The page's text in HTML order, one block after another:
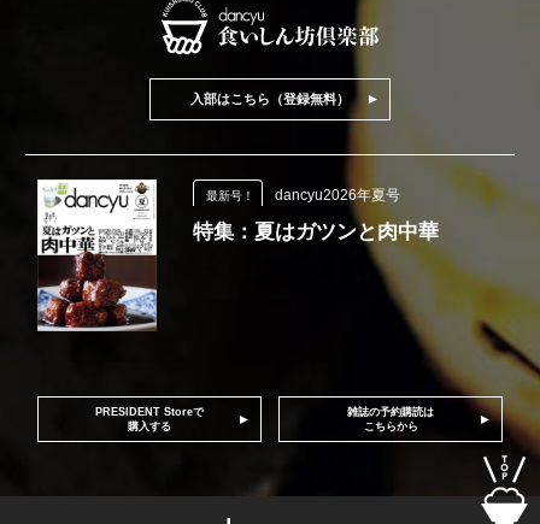
入部はこちら（登録無料）
最新号！ dancyu2026年夏号
特集：夏はガツンと肉中華
PRESIDENT Storeで
購入する
雑誌の予約購読は
こちらから